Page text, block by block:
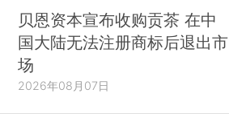
贝恩资本宣布收购贡茶 在中
国大陆无法注册商标后退出市
场
2026年08月07日